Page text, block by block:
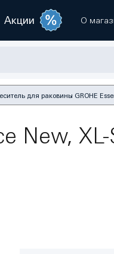
Акции О
для раковины GROHE
New,